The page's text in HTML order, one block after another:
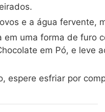
e a água fervente,
em uma forma de furo
em Pó, e leve
espere esfriar por